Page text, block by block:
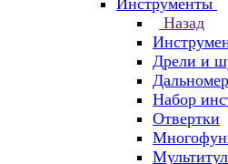
Инструменты
Назад
Дрели и
Набор
Отвертки